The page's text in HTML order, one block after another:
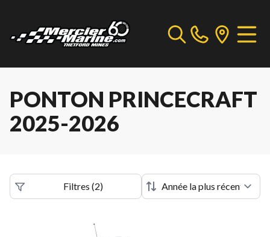
PONTON PRINCECRAFT
2025-2026
Filtres (2)